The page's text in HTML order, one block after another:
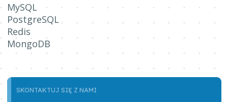
MySQL
PostgreSQL
Redis
MongoDB
SKONTAKTUJ SIĘ Z NAMI